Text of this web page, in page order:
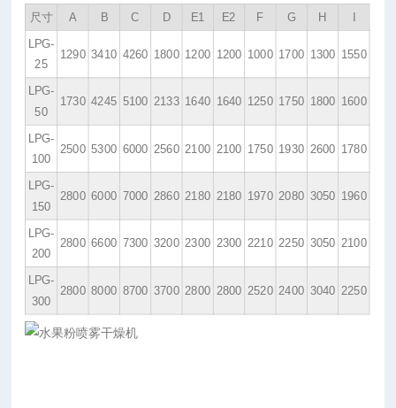
尺寸 A B C D E1 E2 F G H
LPG-
25
1290 3410 4260 1800 1200 1200 1000 1700 1300 1550
LPG-
50
1730 4245 5100 2133 1640 1640 1250 1750 1800 1600
LPG-
100
2500 5300 6000 2560 2100 2100 1750 1930 2600 1780
LPG-
150
2800 6000 7000 2860 2180 2180 1970 2080 3050 1960
LPG-
200
2800 6600 7300 3200 2300 2300 2210 2250 3050 2100
LPG-
300
2800 8000 8700 3700 2800 2800 2520 2400 3040 2250